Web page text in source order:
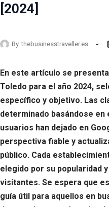
[2024]
By thebusinesstraveller.es
En este artículo se
Toledo para el año 2024,
específico y objetivo. Las
determinado basándose en
usuarios han dejado en
perspectiva fiable y
público. Cada
elegido por su popularidad
visitantes. Se espera que
guía útil para aquellos en